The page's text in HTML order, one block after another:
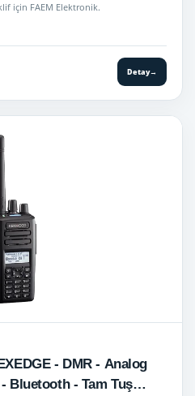
için FAEM Elektronik.
Detay→
Bluetooth - Tam Tuş